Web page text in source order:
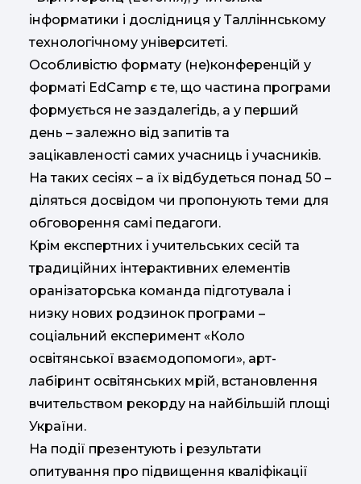
інформатики і дослідниця у Талліннському
технологічному університеті.
Особливістю формату (не)конференцій у
форматі EdCamp є те, що частина програми
формується не заздалегідь, а у перший
день – залежно від запитів та
зацікавленості самих учасниць і учасників.
На таких сесіях – а їх відбудеться понад 50 –
діляться досвідом чи пропонують теми для
обговорення самі педагоги.
Крім експертних і учительських сесій та
традиційних інтерактивних елементів
оранізаторська команда підготувала і
низку нових родзинок програми –
соціальний експеримент «Коло
освітянської взаємодопомоги», арт-
лабіринт освітянських мрій, встановлення
вчительством рекорду на найбільшій площі
України.
На події презентують і результати
опитування про підвищення кваліфікації